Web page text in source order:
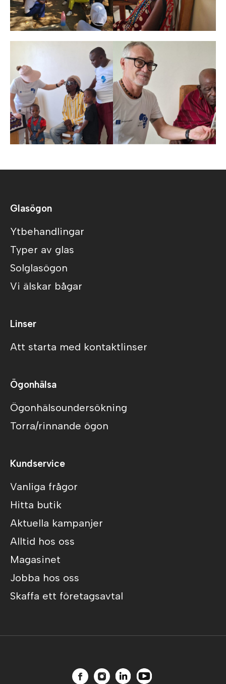
Glasögon
Ytbehandlingar
Typer av glas
Solglasögon
Vi älskar bågar
Linser
Att starta med kontaktlinser
Ögonhälsa
Ögonhälsoundersökning
Torra/rinnande ögon
Kundservice
Vanliga frågor
Hitta butik
Aktuella kampanjer
Alltid hos oss
Magasinet
Jobba hos oss
Skaffa ett företagsavtal